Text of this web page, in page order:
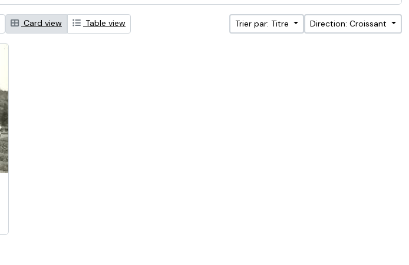
Card view Table view Trier par: Titre Direction: Croissant